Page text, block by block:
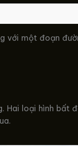
với một đoạn
Hai loại hình bất